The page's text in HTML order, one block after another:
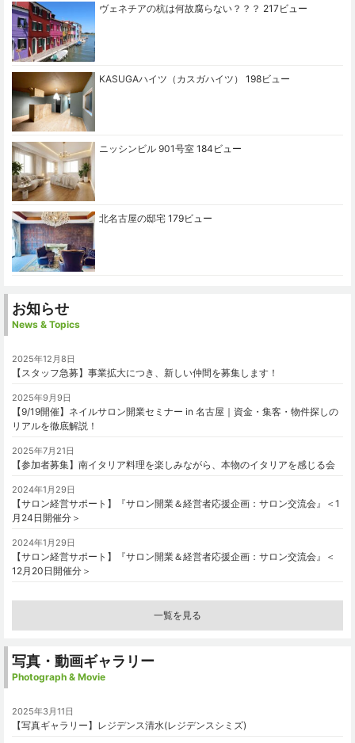
ヴェネチアの杭は何故腐らない？？？ 217ビュー
KASUGAハイツ（カスガハイツ） 198ビュー
ニッシンビル 901号室 184ビュー
北名古屋の邸宅 179ビュー
お知らせ
News & Topics
2025年12月8日
【スタッフ急募】事業拡大につき、新しい仲間を募集します！
2025年9月9日
【9/19開催】ネイルサロン開業セミナー in 名古屋｜資金・集客・物件探しの
リアルを徹底解説！
2025年7月21日
【参加者募集】南イタリア料理を楽しみながら、本物のイタリアを感じる会
2024年1月29日
【サロン経営サポート】『サロン開業＆経営者応援企画：サロン交流会』＜1
月24日開催分＞
2024年1月29日
【サロン経営サポート】『サロン開業＆経営者応援企画：サロン交流会』＜
12月20日開催分＞
一覧を見る
写真・動画ギャラリー
Photograph & Movie
2025年3月11日
【写真ギャラリー】レジデンス清水(レジデンスシミズ)